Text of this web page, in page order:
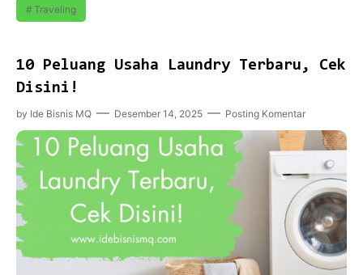
Traveling
10 Peluang Usaha Laundry Terbaru, Cek
Disini!
by Ide Bisnis MQ Desember 14, 2025 Posting Komentar